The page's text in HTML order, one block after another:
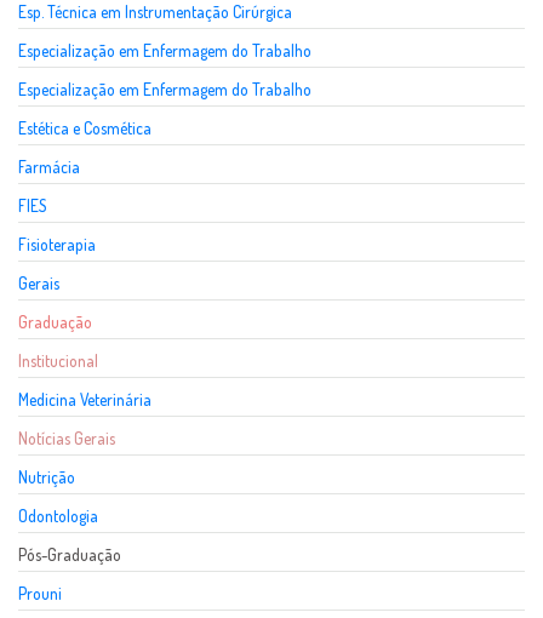
Esp. Técnica em Instrumentação Cirúrgica
Especialização em Enfermagem do Trabalho
Especialização em Enfermagem do Trabalho
Estética e Cosmética
Farmácia
FIES
Fisioterapia
Gerais
Graduação
Institucional
Medicina Veterinária
Notícias Gerais
Nutrição
Odontologia
Pós-Graduação
Prouni